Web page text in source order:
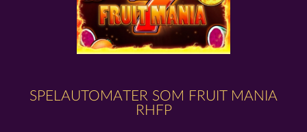
SPELAUTOMATER SOM FRUIT MANIA
RHFP